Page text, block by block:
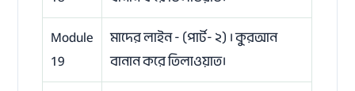
Module
19
মাদের লাইন - (পার্ট- ২) । কুরআন
বানান করে তিলাওয়াত।